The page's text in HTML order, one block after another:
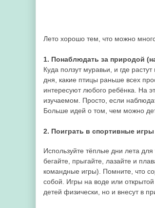
Лето хорошо тем, что можно
1. Понаблюдать за природой
Куда ползут муравьи, и где
дня, какие птицы раньше всех
интересуют любого ребёнка. На
изучаемом. Просто, если
Больше идей о том, чем можно
2. Поиграть в спортивные
Используйте тёплые дни лета
бегайте, прыгайте, лазайте и
командные игры). Помните, что
собой. Игры на воде или
детей физически, но и внесут в